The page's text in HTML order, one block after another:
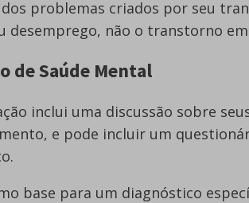
problemas criados por seu
desemprego, não o transtorno
de Saúde Mental
inclui uma discussão sobre
e pode incluir um
base para um diagnóstico